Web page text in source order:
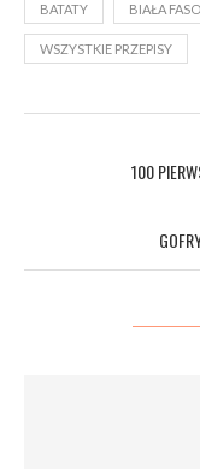
BATATY BIAŁA
WSZYSTKIE PRZEPISY
100